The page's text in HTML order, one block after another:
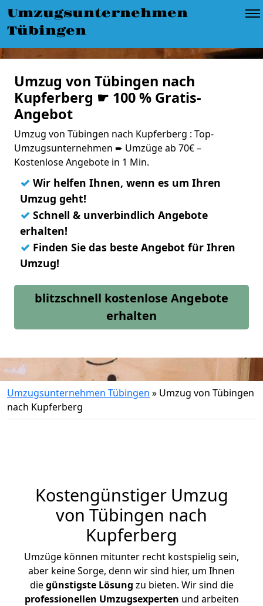
Umzugsunternehmen
Tübingen
Umzug von Tübingen nach
Kupferberg ☛ 100 % Gratis-
Angebot
Umzug von Tübingen nach Kupferberg : Top-
Umzugsunternehmen ➨ Umzüge ab 70€ –
Kostenlose Angebote in 1 Min.
✓ Wir helfen Ihnen, wenn es um Ihren
Umzug geht!
✓ Schnell & unverbindlich Angebote
erhalten!
✓ Finden Sie das beste Angebot für Ihren
Umzug!
blitzschnell kostenlose Angebote
erhalten
Umzugsunternehmen Tübingen » Umzug von Tübingen
nach Kupferberg
Kostengünstiger Umzug
von Tübingen nach
Kupferberg
Umzüge können mitunter recht kostspielig sein,
aber keine Sorge, denn wir sind hier, um Ihnen
diegünstigste Lösung zu bieten. Wir sind die
professionellen Umzugsexperten und arbeiten